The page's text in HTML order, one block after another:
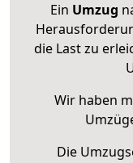
Ein Umzug
die Last zu
Wir haben
Die